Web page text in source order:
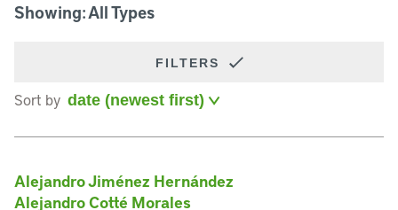
Showing: All Types
FILTERS
Sort by
Alejandro Jiménez Hernández
Alejandro Cotté Morales